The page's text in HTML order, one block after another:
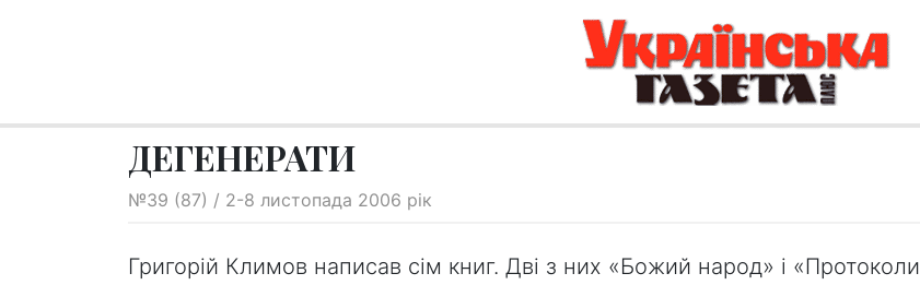
ДЕГЕНЕРАТИ
№39 (87) / 2-8 листопада 2006 рік
Григорій Климов написав сім книг. Дві з них «Божий народ» і «Протоколи